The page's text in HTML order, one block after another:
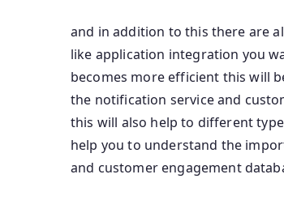
and in addition to this there are
like application integration you
becomes more efficient this will
the notification service and
this will also help to different
help you to understand the
and customer engagement